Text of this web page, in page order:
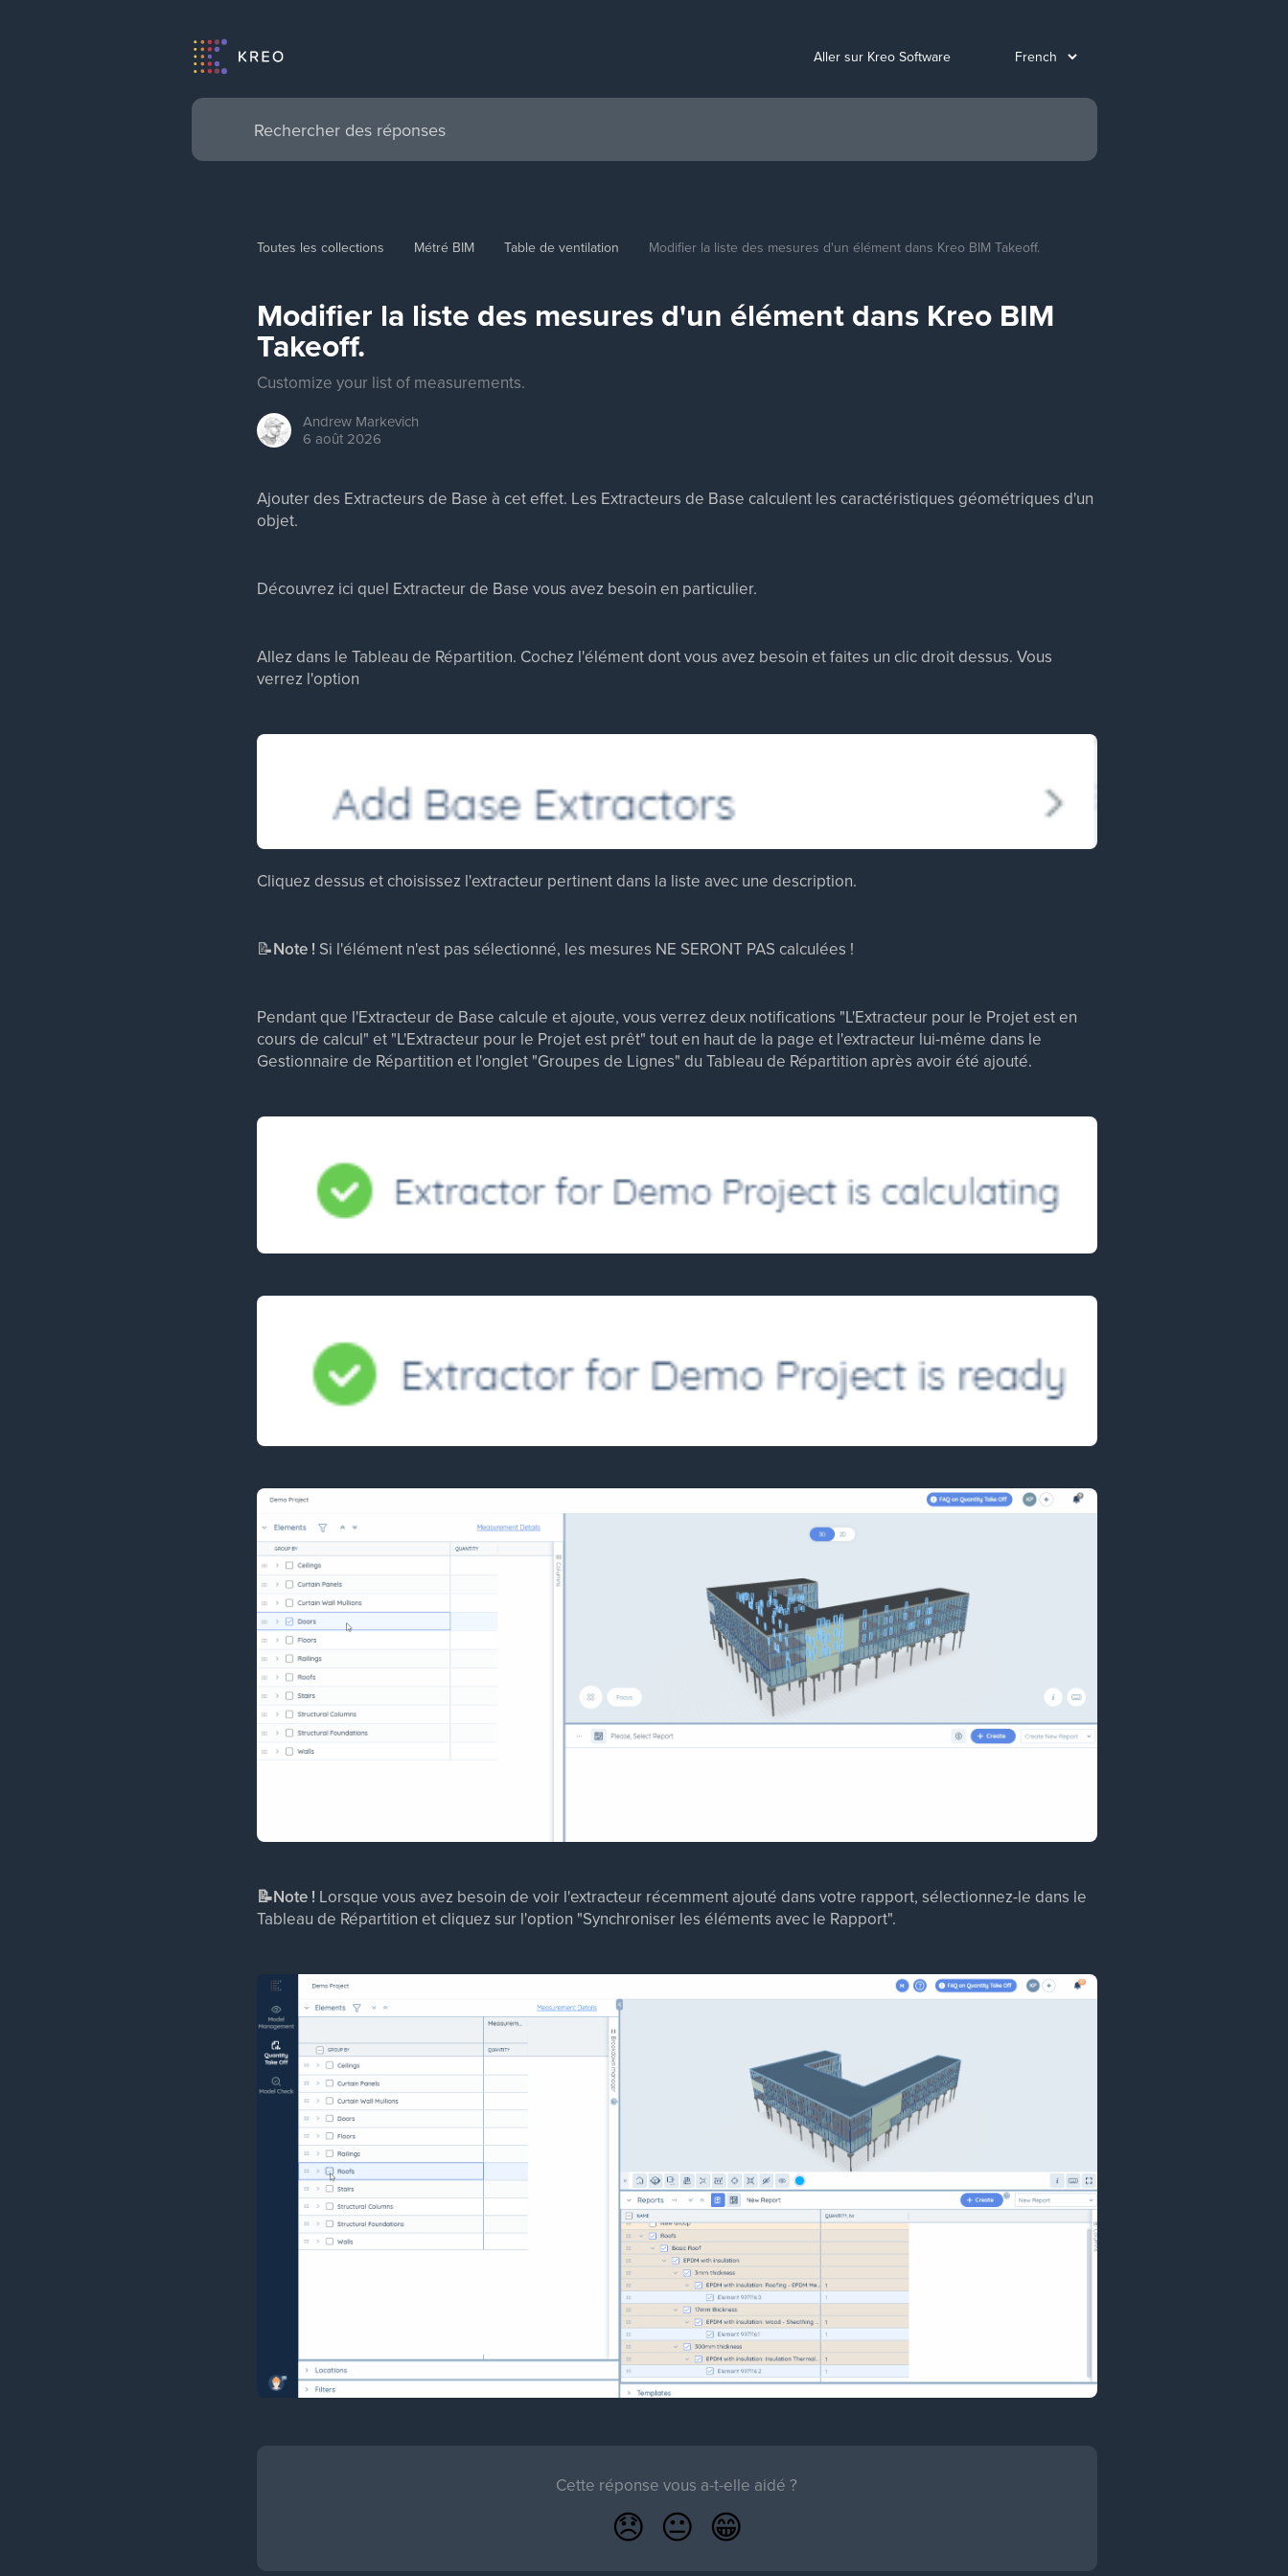
Aller sur Kreo Software
Toutes les collections Métré BIM Table de ventilation Modifier la liste des mesures d'un élément dans Kreo BIM Takeoff.
Modifier la liste des mesures d'un élément dans Kreo BIM
Takeoff.
Customize your list of measurements.
Andrew Markevich
6 août 2026
Ajouter des Extracteurs de Base à cet effet. Les Extracteurs de Base calculent les caractéristiques géométriques d'un
objet.
Découvrez ici quel Extracteur de Base vous avez besoin en particulier.
Allez dans le Tableau de Répartition. Cochez l'élément dont vous avez besoin et faites un clic droit dessus. Vous
verrez l'option
Cliquez dessus et choisissez l'extracteur pertinent dans la liste avec une description.
📝Note ! Si l'élément n'est pas sélectionné, les mesures NE SERONT PAS calculées !
Pendant que l'Extracteur de Base calcule et ajoute, vous verrez deux notifications "L'Extracteur pour le Projet est en
cours de calcul" et "L'Extracteur pour le Projet est prêt" tout en haut de la page et l'extracteur lui-même dans le
Gestionnaire de Répartition et l'onglet "Groupes de Lignes" du Tableau de Répartition après avoir été ajouté.
📝Note ! Lorsque vous avez besoin de voir l'extracteur récemment ajouté dans votre rapport, sélectionnez-le dans le
Tableau de Répartition et cliquez sur l'option "Synchroniser les éléments avec le Rapport".
Cette réponse vous a-t-elle aidé ?
😞 😐 😁